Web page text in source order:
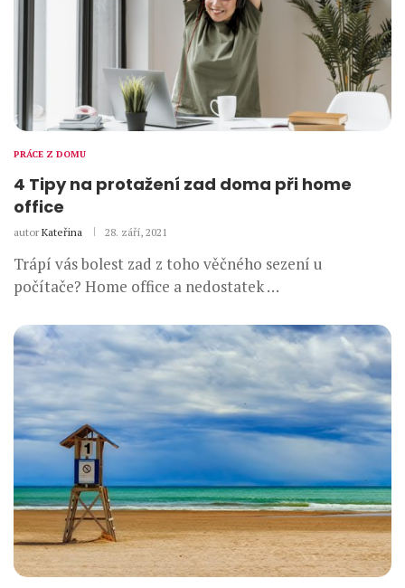
PRÁCE Z DOMU
4 Tipy na protažení zad doma při home
office
autor Kateřina 28. září, 2021
Trápí vás bolest zad z toho věčného sezení u
počítače? Home office a nedostatek …